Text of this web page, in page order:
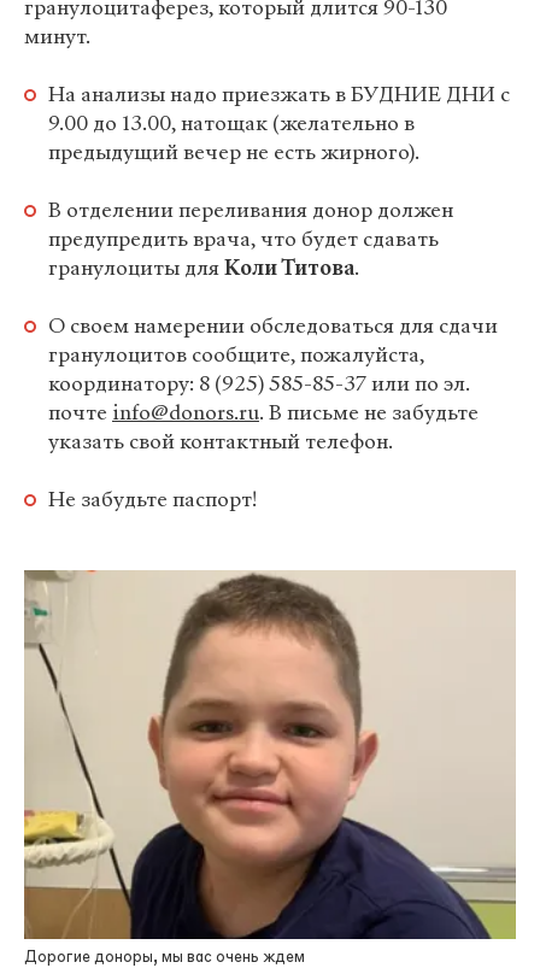
гранулоцитаферез, который длится 90-130
минут.
На анализы надо приезжать в БУДНИЕ ДНИ с
9.00 до 13.00, натощак (желательно в
предыдущий вечер не есть жирного).
В отделении переливания донор должен
предупредить врача, что будет сдавать
гранулоциты дляКоли Титова.
О своем намерении обследоваться для сдачи
гранулоцитов сообщите, пожалуйста,
координатору: 8 (925) 585-85-37 или по эл.
почте info@donors.ru. В письме не забудьте
указать свой контактный телефон.
Не забудьте паспорт!
Дорогие доноры, мы вас очень ждем